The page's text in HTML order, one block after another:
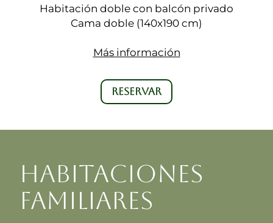
Habitación doble con balcón privado
Cama doble (140x190 cm)
Más información
RESERVAR
HABITACIONES
FAMILIARES